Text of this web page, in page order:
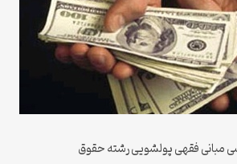
مبانی فقهی پولشویی رشته حقوق